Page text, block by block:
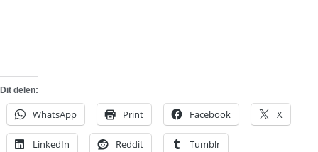
Dit delen:
WhatsApp Print Facebook X
LinkedIn Reddit Tumblr